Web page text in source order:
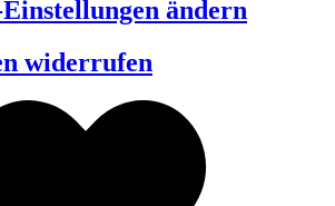
ändern
widerrufen